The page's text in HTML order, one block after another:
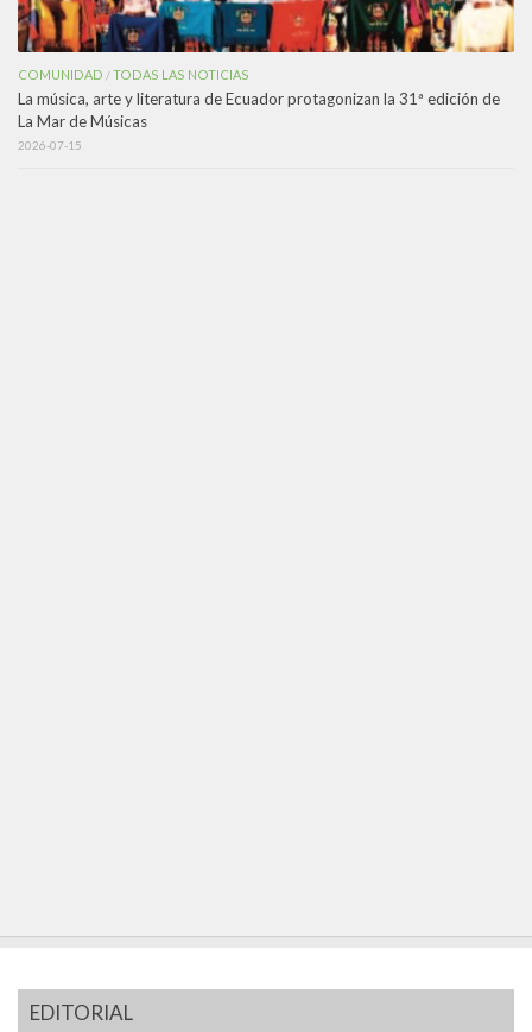
COMUNIDAD /TODAS LAS NOTICIAS
La música, arte y literatura de Ecuador protagonizan la 31ª edición de
La Mar de Músicas
2026-07-15
EDITORIAL